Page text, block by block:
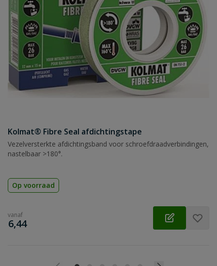
Kolmat® Fibre Seal afdichtingstape
Vezelversterkte afdichtingsband voor schroefdraadverbindingen,
nastelbaar >180°.
Op voorraad
vanaf
€
6,44